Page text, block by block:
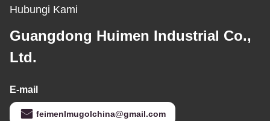
Daya
Hubungi Kami
Guangdong Huimen Industrial Co.,
Ltd.
E-mail
feimenlmugolchina@gmail.com